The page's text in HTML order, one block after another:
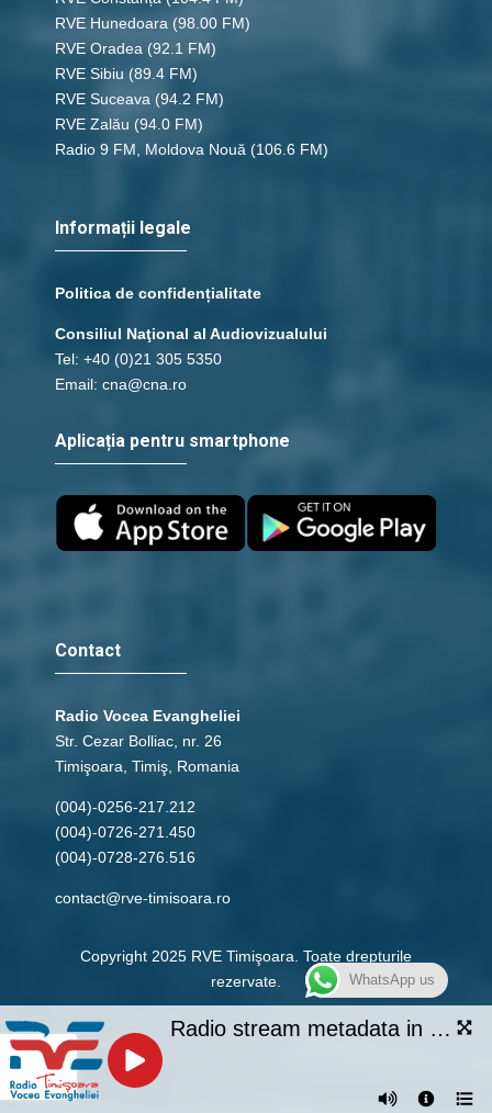
RVE Hunedoara (98.00 FM)
RVE Oradea (92.1 FM)
RVE Sibiu (89.4 FM)
RVE Suceava (94.2 FM)
RVE Zalău (94.0 FM)
Radio 9 FM, Moldova Nouă (106.6 FM)
Informații legale
Politica de confidențialitate
Consiliul Naţional al Audiovizualului
Tel: +40 (0)21 305 5350
Email: cna@cna.ro
Aplicația pentru smartphone
Contact
Radio Vocea Evangheliei
Str. Cezar Bolliac, nr. 26
Timişoara, Timiş, Romania
(004)-0256-217.212
(004)-0726-271.450
(004)-0728-276.516
contact@rve-timisoara.ro
Copyright 2025 RVE Timişoara. Toate drepturile
rezervate.
Radio stream metadata in not available.
WhatsApp us